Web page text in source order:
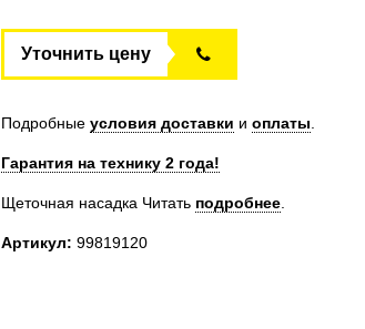
Уточнить цену
Подробные условия доставки и оплаты
Гарантия на технику 2 года!
Щеточная насадка Читать подробнее.
Артикул: 99819120